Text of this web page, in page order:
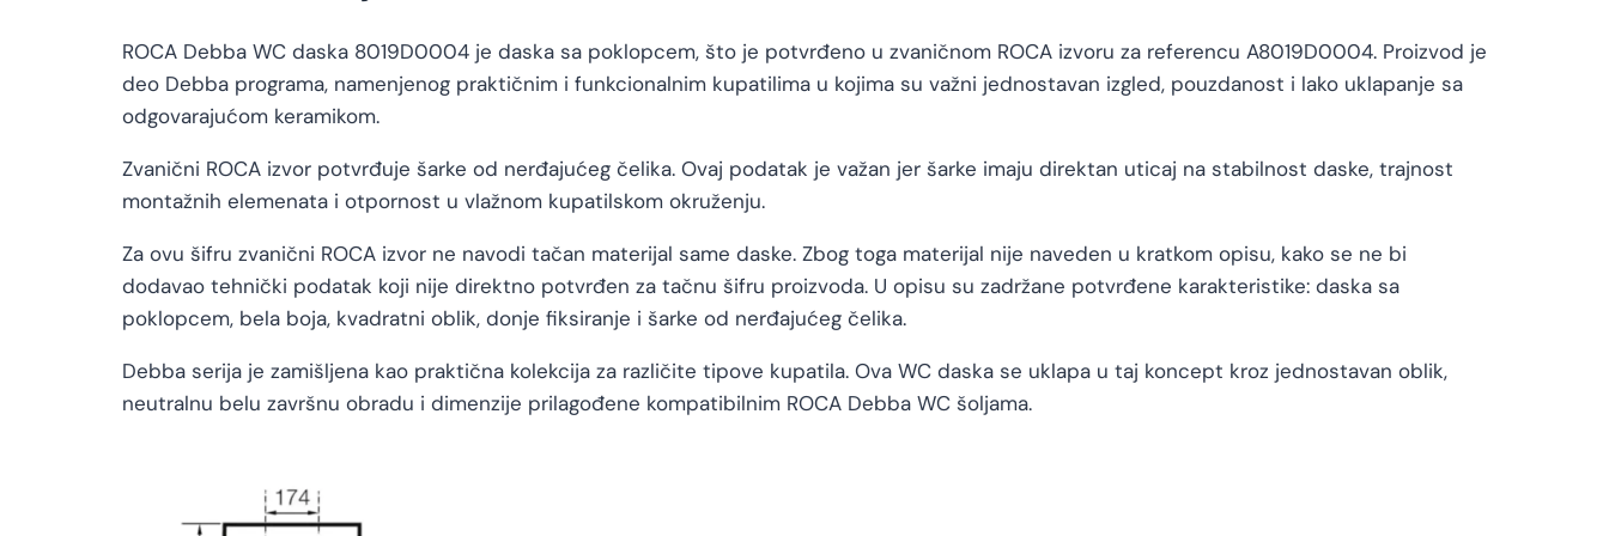
ROCA Debba WC daska 8019D0004 je daska sa poklopcem, što je potvrđeno u zvaničnom ROCA izvoru za referencu A8019D0004. Proizvod je
deo Debba programa, namenjenog praktičnim i funkcionalnim kupatilima u kojima su važni jednostavan izgled, pouzdanost i lako uklapanje sa
odgovarajućom keramikom.
Zvanični ROCA izvor potvrđuje šarke od nerđajućeg čelika. Ovaj podatak je važan jer šarke imaju direktan uticaj na stabilnost daske, trajnost
montažnih elemenata i otpornost u vlažnom kupatilskom okruženju.
Za ovu šifru zvanični ROCA izvor ne navodi tačan materijal same daske. Zbog toga materijal nije naveden u kratkom opisu, kako se ne bi
dodavao tehnički podatak koji nije direktno potvrđen za tačnu šifru proizvoda. U opisu su zadržane potvrđene karakteristike: daska sa
poklopcem, bela boja, kvadratni oblik, donje fiksiranje i šarke od nerđajućeg čelika.
Debba serija je zamišljena kao praktična kolekcija za različite tipove kupatila. Ova WC daska se uklapa u taj koncept kroz jednostavan oblik,
neutralnu belu završnu obradu i dimenzije prilagođene kompatibilnim ROCA Debba WC šoljama.